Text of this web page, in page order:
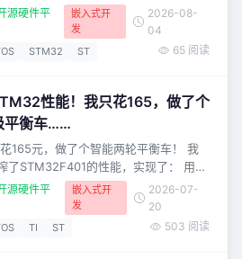
，或许能“拯救”你！！ 我用STM32，
“魔法”哔哔机！ 它最大的亮点**是：**
30元，仅用一颗存储仅20KB SRAM的
放入主控有限的片内存储空间。 作者
用外部Flash
源硬件平
嵌入式开
发
2026-08-
04
STM32 ST 65 阅读
性能！我只花165，做了个
平衡车……
165元，做了个智能两轮平衡车！ 我
了STM32F401的性能，实现了： 用
低成本 做出**产品级**平衡车底盘才有
**与安全感** 下面就介绍一下它的功
方案+调试说明 *0***1 功能&amp;亮点
源硬件平
嵌入式开
发
2026-07-
20
TI ST 503 阅读